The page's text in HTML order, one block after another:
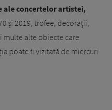
concertelor artistei,
și 2019, trofee, decorații,
multe alte obiecte care
poate fi vizitată de miercuri